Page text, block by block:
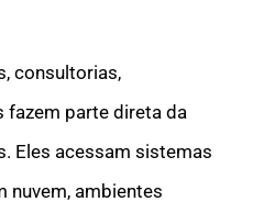
consultorias,
fazem parte direta da
Eles acessam sistemas
nuvem, ambientes